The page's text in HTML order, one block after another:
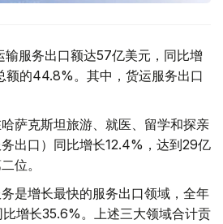
服务出口额达57亿美元，同比增
额的44.8%。其中，货运服务出口
萨克斯坦旅游、就医、留学和探亲
出口）同比增长12.4%，达到29亿
位。
是增长最快的服务出口领域，全年
增长35.6%。上述三大领域合计贡